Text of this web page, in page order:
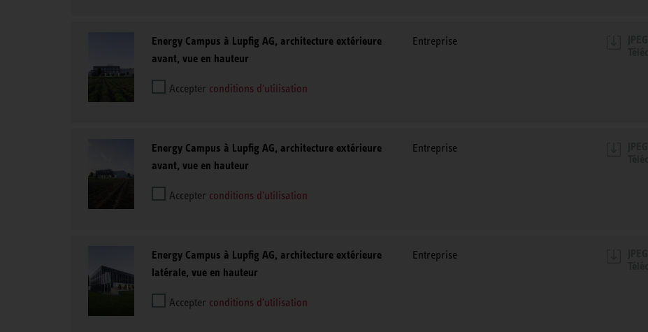
Energy Campus à Lupfig AG, architecture extérieure
avant, vue en hauteur
Accepter conditions d'utilisation
Entreprise
Energy Campus à Lupfig AG, architecture extérieure
avant, vue en hauteur
Accepter conditions d'utilisation
Entreprise
Energy Campus à Lupfig AG, architecture extérieure
latérale, vue en hauteur
Accepter conditions d'utilisation
Entreprise